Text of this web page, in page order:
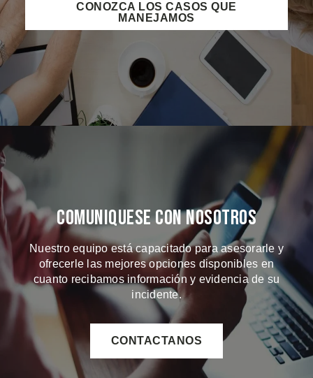
CONOZCA LOS CASOS QUE
MANEJAMOS
Comuniquese Con Nosotros
Nuestro equipo está capacitado para asesorarle y
ofrecerle las mejores opciones disponibles en
cuanto recibamos información y evidencia de su
incidente.
CONTACTANOS